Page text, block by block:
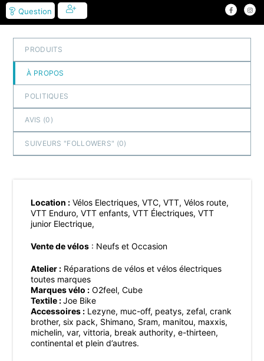
Question
PRODUITS
À PROPOS
POLITIQUES
AVIS (0 )
SUIVEURS "FOLLOWERS" (0)
Location : Vélos Electriques, VTC, VTT, Vélos route,
VTT Enduro, VTT enfants, VTT Électriques, VTT
junior Electrique,
Vente de vélos : Neufs et Occasion
Atelier : Réparations de vélos et vélos électriques
toutes marques
Marques vélo : O2feel, Cube
Textile :Joe Bike
Accessoires : Lezyne, muc-off, peatys, zefal, crank
brother, six pack, Shimano, Sram, manitou, maxxis,
michelin, var, vittoria, break authority, e-thirteen,
continental et plein d’autres.